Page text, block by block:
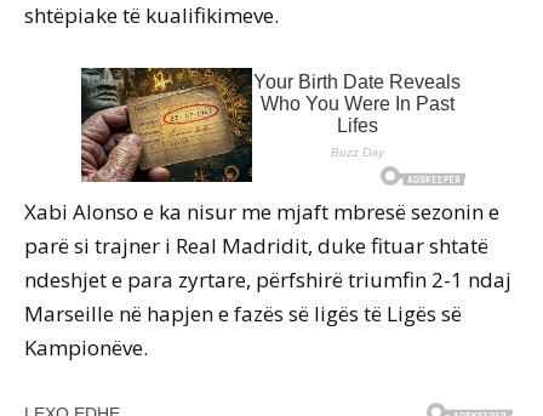
shtëpiake të kualifikimeve.
Xabi Alonso e ka nisur me mjaft mbresë sezonin e
parë si trajner i Real Madridit, duke fituar shtatë
ndeshjet e para zyrtare, përfshirë triumfin 2-1 ndaj
Marseille në hapjen e fazës së ligës të Ligës së
Kampionëve.